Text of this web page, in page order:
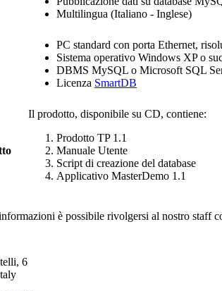
Multilingua (Italiano - Inglese)
PC standard con porta Ethernet,
Sistema operativo Windows XP o
DBMS MySQL o Microsoft SQL
Licenza SmartDB
Il prodotto, disponibile su CD, contiene:
Prodotto TP1.1
Manuale Utente
Script di creazione del database
Applicativo MasterDemo 1.1
è possibile rivolgersi al nostro staff
6